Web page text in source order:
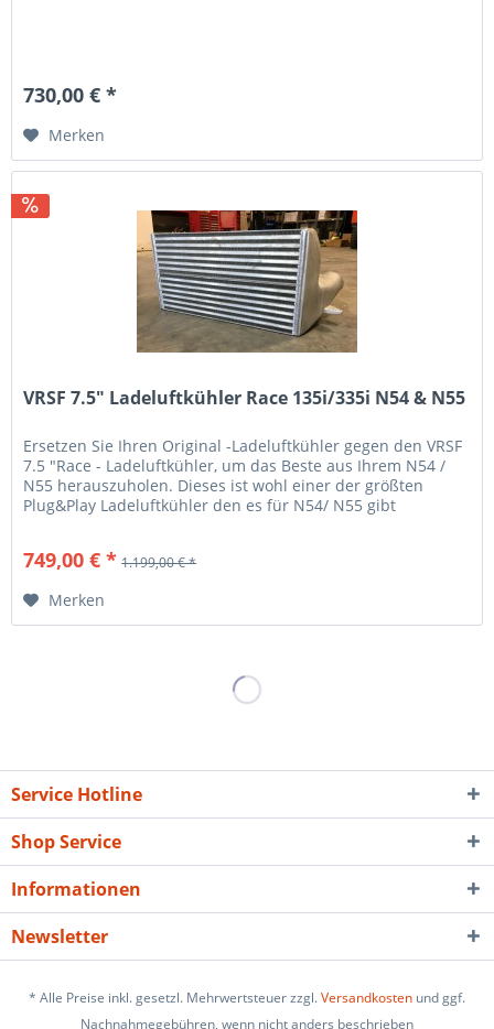
730,00 € *
Merken
VRSF 7.5" Ladeluftkühler Race 135i/335i N54 & N55
Ersetzen Sie Ihren Original -Ladeluftkühler gegen den VRSF
7.5 "Race - Ladeluftkühler, um das Beste aus Ihrem N54 /
N55 herauszuholen. Dieses ist wohl einer der größten
Plug&Play Ladeluftkühler den es für N54/ N55 gibt
749,00 € * 1.199,00 € *
Merken
Service Hotline
Shop Service
Informationen
Newsletter
* Alle Preise inkl. gesetzl. Mehrwertsteuer zzgl.Versandkosten und ggf.
Nachnahmegebühren, wenn nicht anders beschrieben